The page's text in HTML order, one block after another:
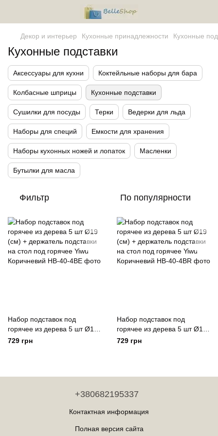
Декор и интерьер Кухонные принадлежности Кухонные
Кухонные подставки
Аксессуары для кухни Коктейльные наборы для бара
Колбасные шприцы Кухонные подставки
Сушилки для посуды Терки Ведерки для льда
Наборы для специй Емкости для хранения
Наборы кухонных ножей и лопаток Масленки
Бутылки для масла
Фильтр По популярности
Набор подставок под
горячее из дерева 5 шт Ø19
(см) + держатель подставки
729 грн
Набор подставок под
горячее из дерева 5 шт Ø19
(см) + держатель подставки
729 грн
+380682195337
Контактная информация
Полная версия сайта